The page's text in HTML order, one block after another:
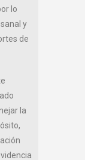
lo
y
de
la